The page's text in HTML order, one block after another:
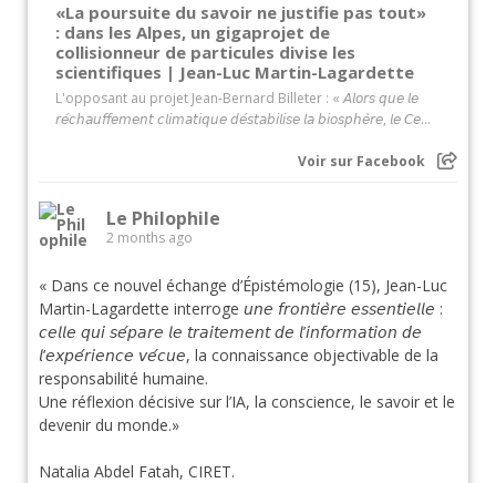
«La poursuite du savoir ne justifie pas tout»
: dans les Alpes, un gigaprojet de
collisionneur de particules divise les
scientifiques | Jean-Luc Martin-Lagardette
L'opposant au projet Jean-Bernard Billeter : « 𝘈𝘭𝘰𝘳𝘴 𝘲𝘶𝘦 𝘭𝘦
𝘳𝘦́𝘤𝘩𝘢𝘶𝘧𝘧𝘦𝘮𝘦𝘯𝘵 𝘤𝘭𝘪𝘮𝘢𝘵𝘪𝘲𝘶𝘦 𝘥𝘦́𝘴𝘵𝘢𝘣𝘪𝘭𝘪𝘴𝘦 𝘭𝘢 𝘣𝘪𝘰𝘴𝘱𝘩𝘦̀𝘳𝘦, 𝘭𝘦 𝘊𝘦...
Voir sur Facebook
Le Philophile
2 months ago
« Dans ce nouvel échange d’Épistémologie (15), Jean-Luc
Martin-Lagardette interroge 𝘶𝘯𝘦 𝘧𝘳𝘰𝘯𝘵𝘪𝘦̀𝘳𝘦 𝘦𝘴𝘴𝘦𝘯𝘵𝘪𝘦𝘭𝘭𝘦 :
𝘤𝘦𝘭𝘭𝘦 𝘲𝘶𝘪 𝘴𝘦́𝘱𝘢𝘳𝘦 𝘭𝘦 𝘵𝘳𝘢𝘪𝘵𝘦𝘮𝘦𝘯𝘵 𝘥𝘦 𝘭’𝘪𝘯𝘧𝘰𝘳𝘮𝘢𝘵𝘪𝘰𝘯 𝘥𝘦
𝘭’𝘦𝘹𝘱𝘦́𝘳𝘪𝘦𝘯𝘤𝘦 𝘷𝘦́𝘤𝘶𝘦, la connaissance objectivable de la
responsabilité humaine.
Une réflexion décisive sur l’IA, la conscience, le savoir et le
devenir du monde.»
Natalia Abdel Fatah, CIRET.